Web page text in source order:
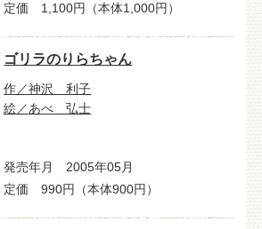
定価 1,100円（本体1,000円）
ゴリラのりらちゃん
作／神沢 利子
絵／あべ 弘士
発売年月 2005年05月
定価 990円（本体900円）